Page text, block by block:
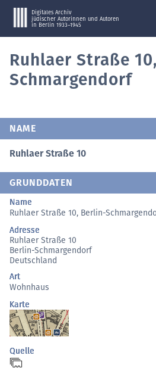
Digitales Archiv
jüdischer Autorinnen und Autoren
in Berlin 1933–1945
Ruhlaer Straße
Schmargendorf
NAME
Ruhlaer Straße 10
GRUNDDATEN
Name
Ruhlaer Straße 10, Berlin-
Adresse
Ruhlaer Straße 10
Berlin-Schmargendorf
Deutschland
Art
Wohnhaus
Karte
Quelle